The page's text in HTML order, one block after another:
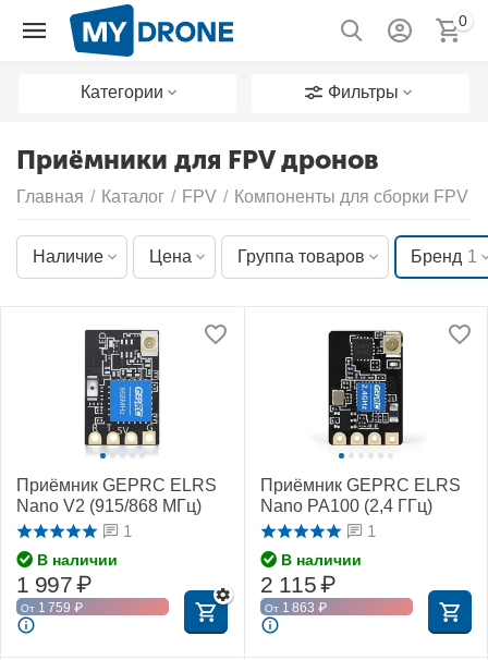
0
Категории Фильтры
Приёмники для FPV дронов
Главная / Каталог / FPV / Компоненты для сборки FPV
Наличие Цена Группа товаров Бренд 1
Приёмник GEPRC ELRS
Nano V2 (915/868 МГц)
1
В наличии
1 997₽
От 1 759 ₽
Приёмник GEPRC ELRS
Nano PA100 (2,4 ГГц)
1
В наличии
2 115₽
От 1 863 ₽